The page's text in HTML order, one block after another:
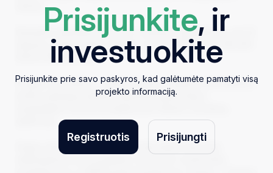
Remiantis nepriklausomo turto vertintojo ataskaitomis, per 10
mėnesių, finansuojamo objekto vertė padidėjo nuo 325,000
EUR iki 381,000 EUR.
Projekto savininkas – Justas Žegunis, valdymo konsultantas,
turintis sukaupęs patirties administruojant įvairius
Paupio mikrorajonas – pirmasis lietuviškas tokio tipo
Prisijunkite, ir
investuokite
Prisijunkite prie savo paskyros, kad galėtumėte pamatyti visą
projekto informaciją.
Registruotis Prisijungti